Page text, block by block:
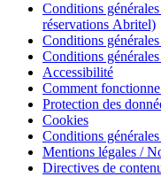
Conditions
réservations Abritel)
Conditions
Conditions
Accessibilité
Comment
Protection des
Cookies
Conditions
Mentions légales /
Directives de